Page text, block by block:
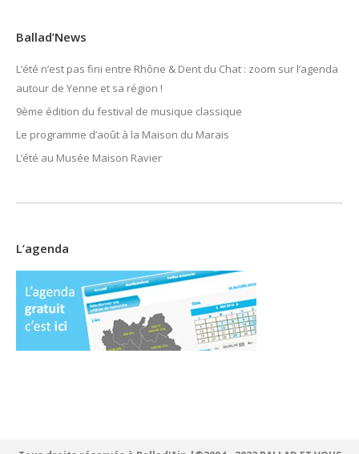
Ballad’News
L’été n’est pas fini entre Rhône & Dent du Chat : zoom sur l’agenda
autour de Yenne et sa région !
9ème édition du festival de musique classique
Le programme d’août à la Maison du Marais
L’été au Musée Maison Ravier
L’agenda